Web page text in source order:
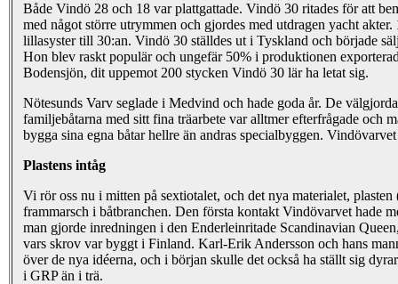
Både Vindö 28 och 18 var plattgattade. Vindö 30 ritades för att
med något större utrymmen och gjordes med utdragen yacht akter.
lillasyster till 30:an. Vindö 30 ställdes ut i Tyskland och började
Hon blev raskt populär och ungefär 50% i produktionen
Bodensjön, dit uppemot 200 stycken Vindö 30 lär ha letat sig.
Nötesunds Varv seglade i Medvind och hade goda år. De
familjebåtarna med sitt fina träarbete var alltmer efterfrågade och
bygga sina egna båtar hellre än andras specialbyggen.
Plastens intåg
Vi rör oss nu i mitten på sextiotalet, och det nya materialet,
frammarsch i båtbranchen. Den första kontakt Vindövarvet hade
man gjorde inredningen i den Enderleinritade Scandinavian
vars skrov var byggt i Finland. Karl-Erik Andersson och hans
över de nya idéerna, och i början skulle det också ha ställt sig
i GRP än i trä.